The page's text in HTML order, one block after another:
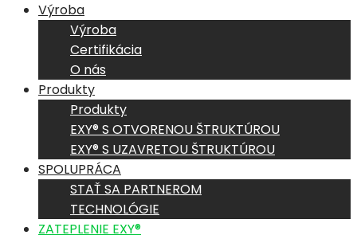
Výroba
Výroba
Certifikácia
O nás
Produkty
Produkty
EXY® S OTVORENOU ŠTRUKTÚROU
EXY® S UZAVRETOU ŠTRUKTÚROU
SPOLUPRÁCA
STAŤ SA PARTNEROM
TECHNOLÓGIE
ZATEPLENIE EXY®